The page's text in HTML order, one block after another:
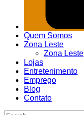
Quem Somos
Zona Leste
Zona Leste
Lojas
Entretenimento
Emprego
Blog
Contato